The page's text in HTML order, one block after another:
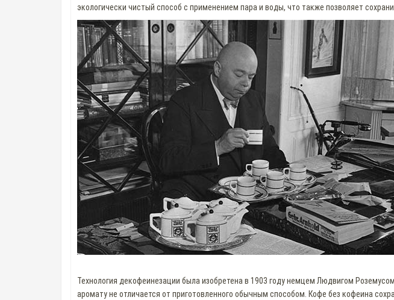
экологически чистый способ с применением пара и воды, что также позволяет
Технология декофеинезации была изобретена в 1903 году немцем Людвигом
аромату не отличается от приготовленного обычным способом. Кофе без кофеина